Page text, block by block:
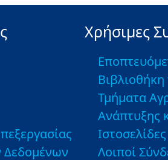
Χρήσιμες
Τμήματα
Ανάπτυξης
Λοιποί